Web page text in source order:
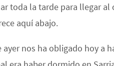
toda la tarde para llegar al
aquí abajo.
ayer nos ha obligado hoy a